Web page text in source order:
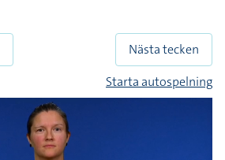
Nästa tecken
Starta autospelning